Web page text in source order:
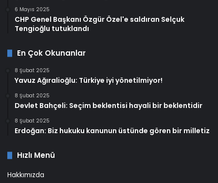
6 Mayıs 2025
CHP Genel Başkanı Özgür Özel'e saldıran Selçuk
Tengioğlu tutuklandı
En Çok Okunanlar
8 Şubat 2025
Yavuz Ağıralioğlu: Türkiye iyi yönetilmiyor!
8 Şubat 2025
Devlet Bahçeli: Seçim beklentisi hayali bir beklentidir
8 Şubat 2025
Erdoğan: Biz hukuku kanunun üstünde gören bir milletiz
Hızlı Menü
Hakkımızda